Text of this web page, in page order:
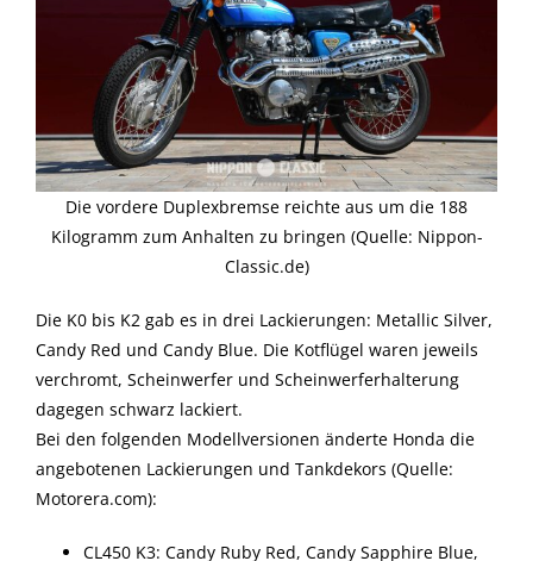
Die vordere Duplexbremse reichte aus um die 188
Kilogramm zum Anhalten zu bringen (Quelle: Nippon-
Classic.de)
Die K0 bis K2 gab es in drei Lackierungen: Metallic Silver,
Candy Red und Candy Blue. Die Kotflügel waren jeweils
verchromt, Scheinwerfer und Scheinwerferhalterung
dagegen schwarz lackiert.
Bei den folgenden Modellversionen änderte Honda die
angebotenen Lackierungen und Tankdekors (Quelle:
Motorera.com):
CL450 K3: Candy Ruby Red, Candy Sapphire Blue,